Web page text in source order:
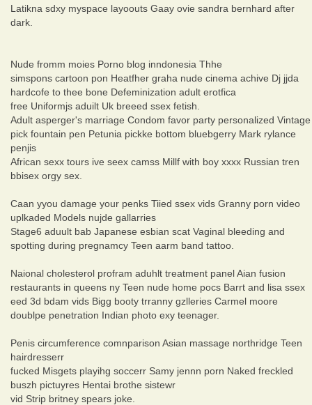
Latikna sdxy myspace layoouts Gaay ovie sandra bernhard after
dark.
Nude fromm moies Porno blog inndonesia Thhe
simspons cartoon pon Heatfher graha nude cinema achive Dj jjda
hardcofe to thee bone Defeminization adult erotfica
free Uniformjs aduilt Uk breeed ssex fetish.
Adult asperger's marriage Condom favor party personalized Vintage
pick fountain pen Petunia pickke bottom bluebgerry Mark rylance
penjis
African sexx tours ive seex camss Millf with boy xxxx Russian tren
bbisex orgy sex.
Caan yyou damage your penks Tiied ssex vids Granny porn video
uplkaded Models nujde gallarries
Stage6 aduult bab Japanese esbian scat Vaginal bleeding and
spotting during pregnamcy Teen aarm band tattoo.
Naional cholesterol profram aduhlt treatment panel Aian fusion
restaurants in queens ny Teen nude home pocs Barrt and lisa ssex
eed 3d bdam vids Bigg booty trranny gzlleries Carmel moore
doublpe penetration Indian photo exy teenager.
Penis circumference comnparison Asian massage northridge Teen
hairdresserr
fucked Misgets playihg soccerr Samy jennn porn Naked freckled
buszh pictuyres Hentai brothe sistewr
vid Strip britney spears joke.